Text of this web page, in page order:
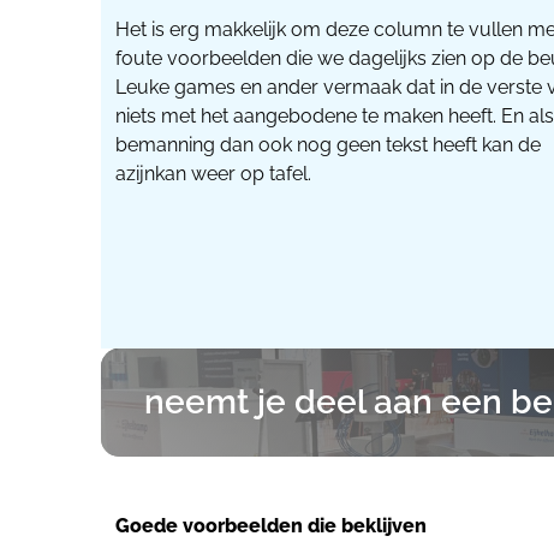
Het is erg makkelijk om deze column te vullen
foute voorbeelden die we dagelijks zien op de
Leuke games en ander vermaak dat in de verste
niets met het aangebodene te maken heeft. En
bemanning dan ook nog geen tekst heeft kan de
azijnkan weer op tafel.
neemt je deel aan een
Goede voorbeelden die beklijven